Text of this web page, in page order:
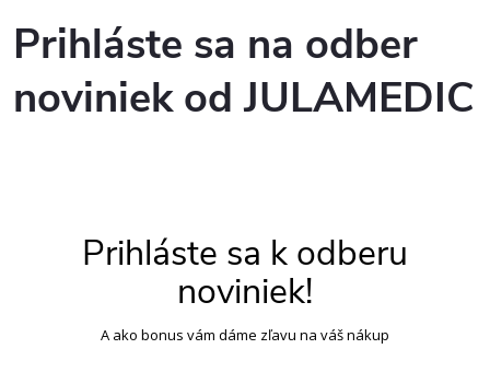
Prihláste sa na odber
noviniek od JULAMEDIC
Prihláste sa k odberu
noviniek!
A ako bonus vám dáme zľavu na váš nákup